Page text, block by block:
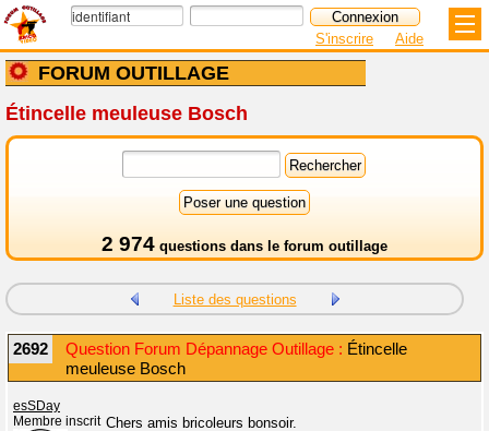
FORUM OUTILLAGE
S'inscrire Aide
Étincelle meuleuse Bosch
2 974 questions dans le forum outillage
Liste des questions
2692 Question Forum Dépannage Outillage : Étincelle
meuleuse Bosch
esSDay
Membre inscrit Chers amis bricoleurs bonsoir.